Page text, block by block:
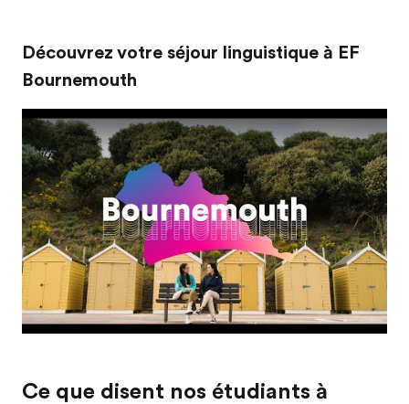
Découvrez votre séjour linguistique à EF
Bournemouth
Play
Ce que disent nos étudiants à